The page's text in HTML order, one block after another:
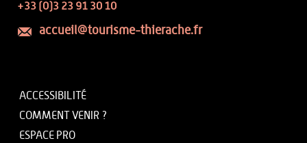
+33 (0)3 23 91 30 10
accueil@tourisme-thierache.fr
ACCESSIBILITÉ
COMMENT VENIR ?
ESPACE PRO